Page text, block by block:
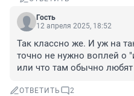
Гость
12 апреля 2025, 18:52
Так классно же. И уж на
точно не нужно воплей о
или что там обычно любят
ОТВЕТИТЬ 2